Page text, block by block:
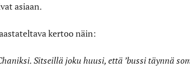
asiaan.
kertoo näin:
Sitseillä joku huusi, että ’bussi täynnä